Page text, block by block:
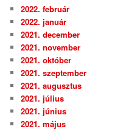
2022. február
2022. január
2021. december
2021. november
2021. október
2021. szeptember
2021. augusztus
2021. július
2021. június
2021. május